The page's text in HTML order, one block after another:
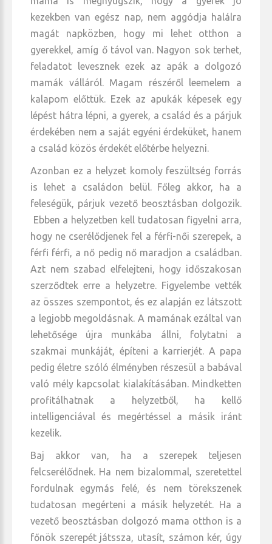
kezekben van egész nap, nem aggódja halálra
magát napközben, hogy mi lehet otthon a
gyerekkel, amíg ő távol van. Nagyon sok terhet,
feladatot levesznek ezek az apák a dolgozó
mamák válláról. Magam részéről leemelem a
kalapom előttük. Ezek az apukák képesek egy
lépést hátra lépni, a gyerek, a család és a párjuk
érdekében nem a saját egyéni érdeküket, hanem
a család közös érdekét előtérbe helyezni.
Azonban ez a helyzet komoly feszültség forrás
is lehet a családon belül. Főleg akkor, ha a
feleségük, párjuk vezető beosztásban dolgozik.
Ebben a helyzetben kell tudatosan figyelni arra,
hogy ne cserélődjenek fel a férfi-női szerepek, a
férfi férfi, a nő pedig nő maradjon a családban.
Azt nem szabad elfelejteni, hogy időszakosan
szerződtek erre a helyzetre. Figyelembe vették
az összes szempontot, és ez alapján ez látszott
a legjobb megoldásnak. A mamának ezáltal van
lehetősége újra munkába állni, folytatni a
szakmai munkáját, építeni a karrierjét. A papa
pedig életre szóló élményben részesül a babával
való mély kapcsolat kialakításában. Mindketten
profitálhatnak a helyzetből, ha kellő
intelligenciával és megértéssel a másik iránt
kezelik.
Baj akkor van, ha a szerepek teljesen
felcserélődnek. Ha nem bizalommal, szeretettel
fordulnak egymás felé, és nem törekszenek
tudatosan megérteni a másik helyzetét. Ha a
vezető beosztásban dolgozó mama otthon is a
főnök szerepét játssza, utasít, számon kér, úgy